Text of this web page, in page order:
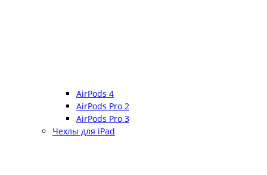
AirPods 4
AirPods Pro 2
AirPods Pro 3
Чехлы для iPad